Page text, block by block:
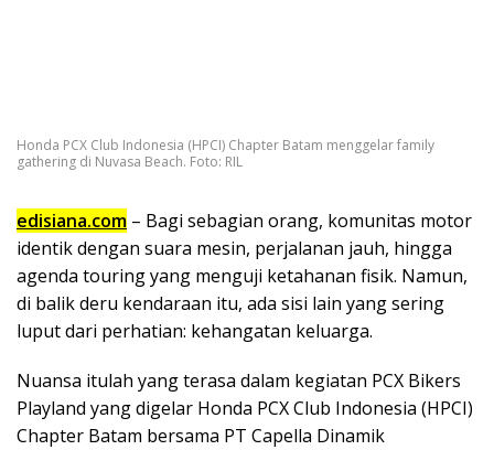
Honda PCX Club Indonesia (HPCI) Chapter Batam menggelar family
gathering di Nuvasa Beach. Foto: RIL
edisiana.com – Bagi sebagian orang, komunitas motor
identik dengan suara mesin, perjalanan jauh, hingga
agenda touring yang menguji ketahanan fisik. Namun,
di balik deru kendaraan itu, ada sisi lain yang sering
luput dari perhatian: kehangatan keluarga.
Nuansa itulah yang terasa dalam kegiatan PCX Bikers
Playland yang digelar Honda PCX Club Indonesia (HPCI)
Chapter Batam bersama PT Capella Dinamik